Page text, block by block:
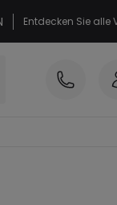
Entdecken Sie alle